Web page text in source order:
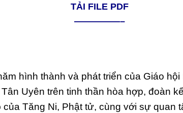
TẢI FILE PDF
—————–
thành và phát triển của Giáo hội
Uyên trên tinh thần hòa hợp, đoàn
của Tăng Ni, Phật tử, cùng với sự quan